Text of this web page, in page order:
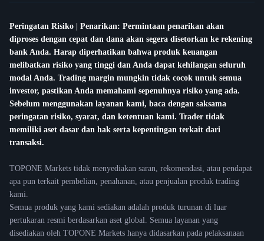
Peringatan Risiko | Penarikan: Permintaan penarikan akan
diproses dengan cepat dan dana akan segera disetorkan ke rekening
bank Anda. Harap diperhatikan bahwa produk keuangan
melibatkan risiko yang tinggi dan Anda dapat kehilangan seluruh
modal Anda. Trading margin mungkin tidak cocok untuk semua
investor, pastikan Anda memahami sepenuhnya risiko yang ada.
Sebelum menggunakan layanan kami, baca dengan saksama
peringatan risiko, syarat, dan ketentuan kami. Trader tidak
memiliki aset dasar dan hak serta kepentingan terkait dari
transaksi.
TOPONE Markets tidak menyediakan saran, rekomendasi, atau pendapat
apa pun terkait pembelian, penahanan, atau penjualan produk trading
kami.
Semua produk yang kami sediakan adalah produk turunan di luar
pertukaran resmi berdasarkan aset global. Semua layanan yang
disediakan oleh TOPONE Markets hanya didasarkan pada pelaksanaan